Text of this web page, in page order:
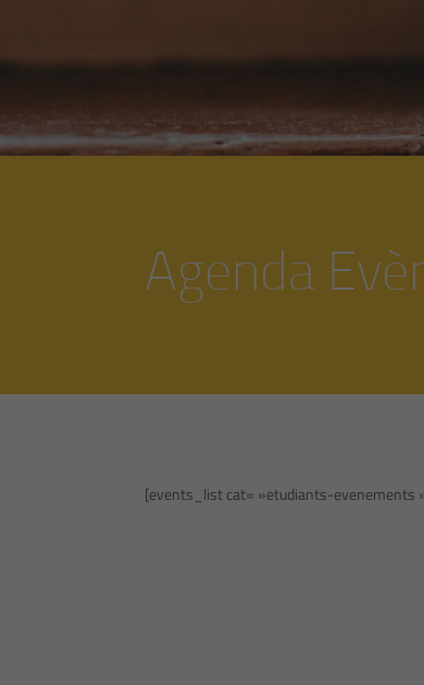
Agenda
[events_list cat= »etudiants-evenements